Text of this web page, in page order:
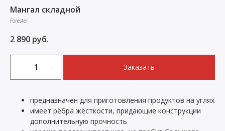
Мангал складной
Forester
2 890 руб.
Заказать
предназначен для приготовления продуктов на углях
имеет рёбра жёсткости, придающие конструкции
дополнительную прочность